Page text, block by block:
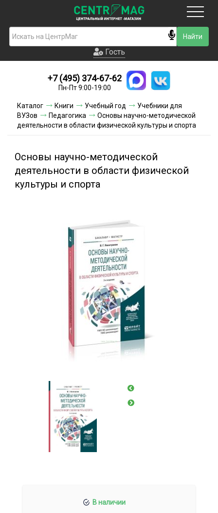
Гость
Новинки
Условия доставки
Условия оплаты
Акции и скидки
Гость
+7 (495) 374-67-62
Пн-Пт 9:00-19:00
Каталог Книги Учебный год
Учебники для
ВУЗов
Педагогика
Основы научно-методической
деятельности в области физической культуры и спорта
Основы научно-методической
деятельности в области физической
культуры и спорта
В наличии